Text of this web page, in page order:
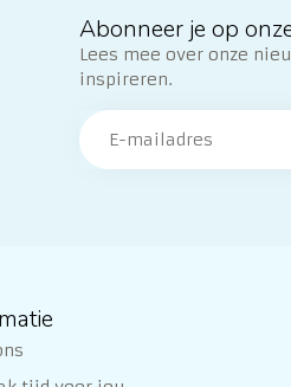
Abonneer je op
Lees mee over onze
inspireren.